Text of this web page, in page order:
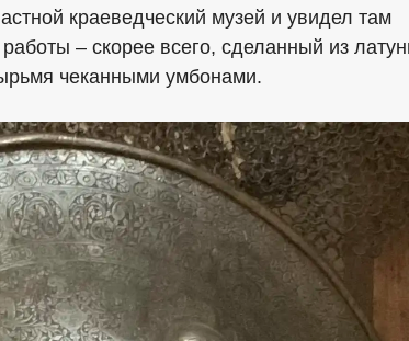
краеведческий музей и увидел там
– скорее всего, сделанный из
чеканными умбонами.